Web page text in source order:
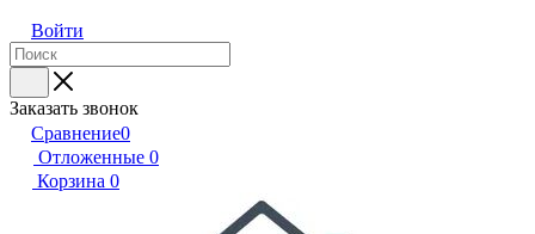
Войти
Заказать звонок
Сравнение0
Отложенные 0
Корзина 0